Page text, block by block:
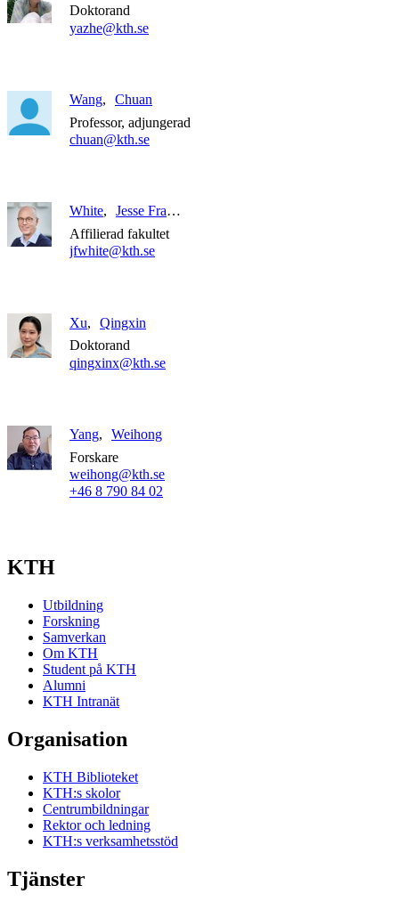
Doktorand
yazhe@kth.se
Wang
Chuan
Professor, adjungerad
chuan@kth.se
White
Jesse Franklin
Affilierad fakultet
jfwhite@kth.se
Xu
Qingxin
Doktorand
qingxinx@kth.se
Yang
Weihong
Forskare
weihong@kth.se
+46 8 790 84 02
KTH
Utbildning
Forskning
Samverkan
Om KTH
Student på KTH
Alumni
KTH Intranät
Organisation
KTH Biblioteket
KTH:s skolor
Centrumbildningar
Rektor och ledning
KTH:s verksamhetsstöd
Tjänster